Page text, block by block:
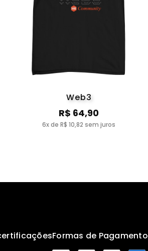
Web3
R$ 64,90
6x de R$ 10,82 sem juros
Formas de Pagamento